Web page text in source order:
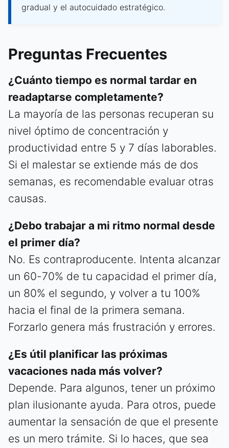
gradual y el autocuidado estratégico.
Preguntas Frecuentes
¿Cuánto tiempo es normal tardar en
readaptarse completamente?
La mayoría de las personas recuperan su
nivel óptimo de concentración y
productividad entre 5 y 7 días laborables.
Si el malestar se extiende más de dos
semanas, es recomendable evaluar otras
causas.
¿Debo trabajar a mi ritmo normal desde
el primer día?
No. Es contraproducente. Intenta alcanzar
un 60-70% de tu capacidad el primer día,
un 80% el segundo, y volver a tu 100%
hacia el final de la primera semana.
Forzarlo genera más frustración y errores.
¿Es útil planificar las próximas
vacaciones nada más volver?
Depende. Para algunos, tener un próximo
plan ilusionante ayuda. Para otros, puede
aumentar la sensación de que el presente
es un mero trámite. Si lo haces, que sea